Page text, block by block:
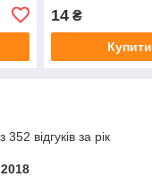
14₴
Купити
відгуків за рік